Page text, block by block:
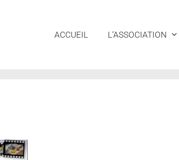
ACCUEIL L’ASSOCIATION